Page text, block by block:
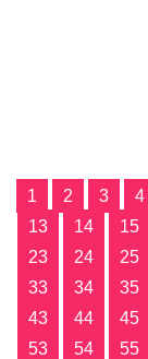
1 2 3 4
13
14 15
23
24 25
33
34 35
43
44 45
53
54 55